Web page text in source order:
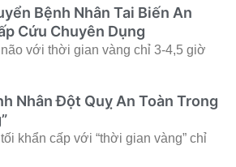
Bệnh Nhân Tai Biến An
Cứu Chuyên Dụng
với thời gian vàng chỉ 3-4,5 giờ
Nhân Đột Quỵ An Toàn Trong
khẩn cấp với “thời gian vàng” chỉ